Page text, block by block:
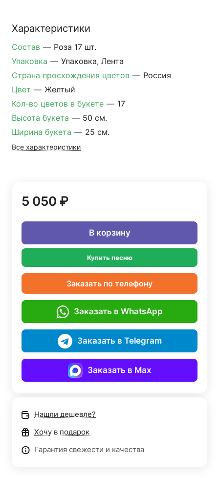
Характеристики
Состав — Роза 17 шт.
Упаковка — Упаковка, Лента
Страна просхождения цветов — Россия
Цвет — Желтый
Кол-во цветов в букете — 17
Высота букета — 50 см.
Ширина букета — 25 см.
Все характеристики
5 050 ₽
В корзину
Купить песню
Заказать по телефону
Заказать в WhatsApp
Заказать в Telegram
Заказать в Max
Нашли дешевле?
Хочу в подарок
Гарантия свежести и качества